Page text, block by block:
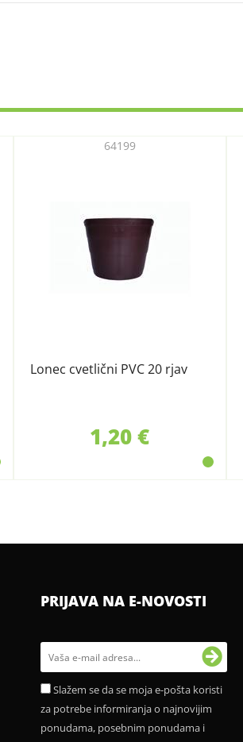
Lonec cvetlični PVC 20 rjav
64199
1,20 €
PRIJAVA NA E-NOVOSTI
Slažem se da se moja e-pošta koristi
za potrebe informiranja o najnovijim
ponudama, posebnim ponudama i